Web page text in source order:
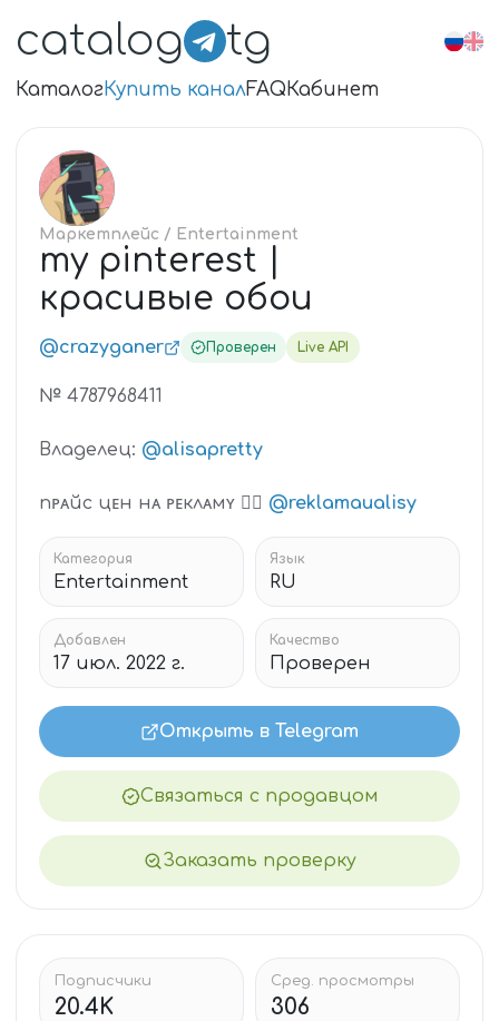
catalog tg
КаталогКупить каналFAQКабинет
MY
Маркетплейс / Entertainment
my pinterest |
красивые обои
@crazyganer Проверен Live API
№ 4787968411
Владелец: @alisapretty
пᴘᴀйс цᴇн нᴀ ᴘᴇклᴀмʏ 👉🏻 @reklamaualisy
Категория
Entertainment
Язык
RU
Добавлен
17 июл. 2022 г.
Качество
Проверен
Открыть в Telegram
Связаться с продавцом
Заказать проверку
Подписчики
20.4K
Сред. просмотры
306